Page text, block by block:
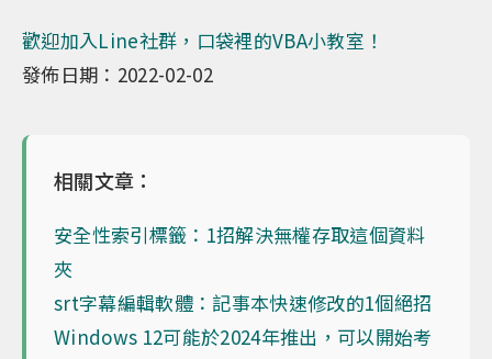
歡迎加入Line社群，口袋裡的VBA小教室！
發佈日期：2022-02-02
相關文章：
安全性索引標籤：1招解決無權存取這個資料
夾
srt字幕編輯軟體：記事本快速修改的1個絕招
Windows 12可能於2024年推出，可以開始考